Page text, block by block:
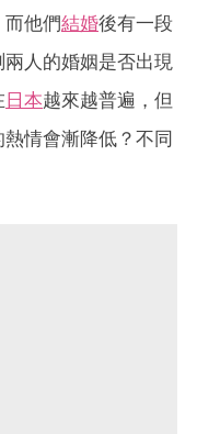
他們結婚後有一段
人的婚姻是否出現
日本越來越普遍，但
熱情會漸降低？不同